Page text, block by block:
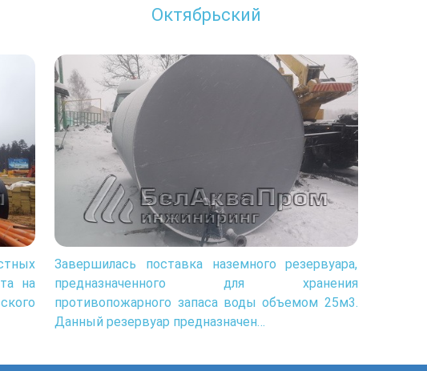
на
Октябрьский
Завершилась поставка наземного резервуара,
предназначенного для хранения
противопожарного запаса воды объемом 25м3.
Данный резервуар предназначен…